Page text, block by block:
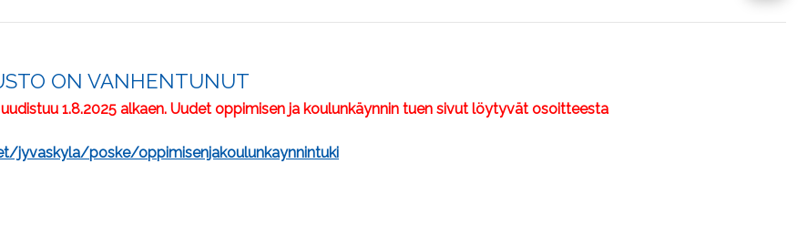
ON VANHENTUNUT
1.8.2025 alkaen. Uudet oppimisen ja koulunkäynnin tuen sivut löytyvät osoitteesta
jyvaskyla/poske/oppimisenjakoulunkaynnintuki